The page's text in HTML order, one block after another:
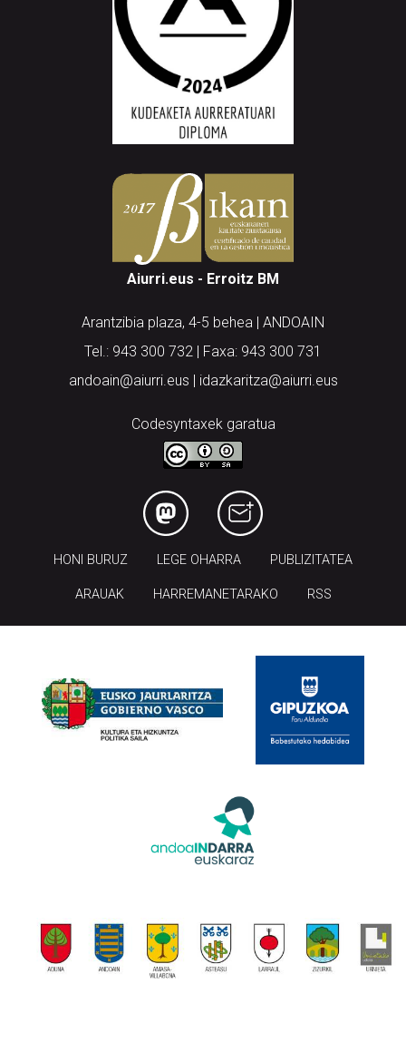
Aiurri.eus - Erroitz BM
Arantzibia plaza, 4-5 behea | ANDOAIN
Tel.: 943 300 732 | Faxa: 943 300 731
andoain@aiurri.eus | idazkaritza@aiurri.eus
Codesyntaxek garatua
HONI BURUZ LEGE OHARRA PUBLIZITATEA
ARAUAK HARREMANETARAKO RSS